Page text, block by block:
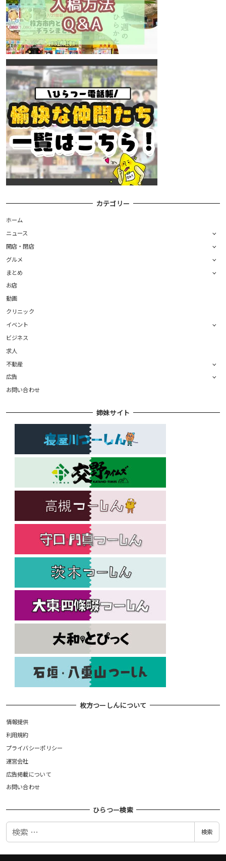
カテゴリー
ホーム
ニュース
開店・閉店
グルメ
まとめ
お店
動画
クリニック
イベント
ビジネス
求人
不動産
広告
お問い合わせ
姉妹サイト
枚方つーしんについて
情報提供
利用規約
プライバシーポリシー
運営会社
広告掲載について
お問い合わせ
ひらつー検索
検
検索